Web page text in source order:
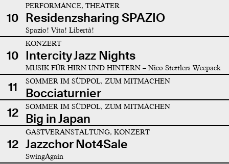
10
PERFORMANCE, THEATER
Residenzsharing SPAZIO
Spazio! Vita! Libertà!
10
KONZERT
Intercity Jazz Nights
MUSIK FÜR HIRN UND HINTERN – Nico Stettlers Weepack
11 SOMMER IM SÜDPOL, ZUM MITMACHEN
Bocciaturnier
12
SOMMER IM SÜDPOL, ZUM MITMACHEN
Big in Japan
12
GASTVERANSTALTUNG, KONZERT
Jazzchor Not4Sale
SwingAgain